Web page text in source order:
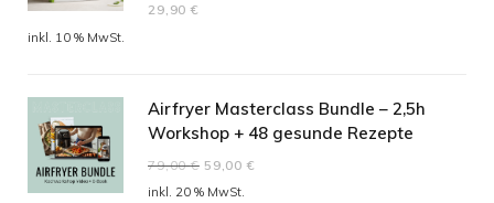
5.00 von 5
29,90€
inkl. 10 % MwSt.
Airfryer Masterclass Bundle – 2,5h
Workshop + 48 gesunde Rezepte
79,00€ Ursprünglicher
Preis
59,00 €
inkl. 20 % MwSt.